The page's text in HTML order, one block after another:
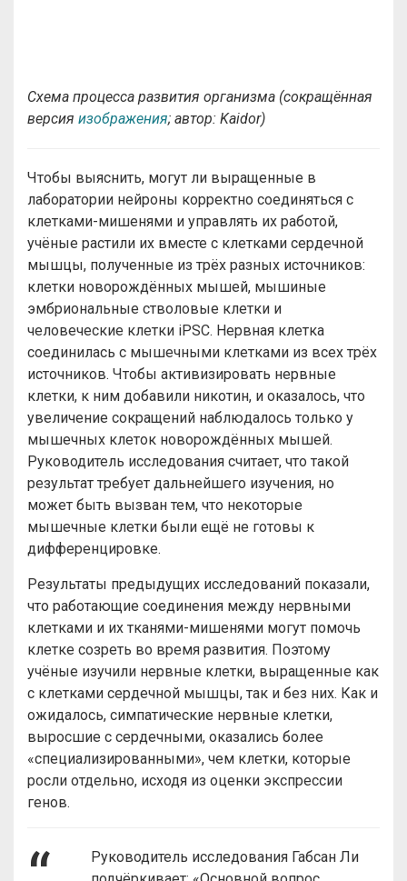
Схема процесса развития организма (сокращённая
версия изображения; автор: Kaidor)
Чтобы выяснить, могут ли выращенные в
лаборатории нейроны корректно соединяться с
клетками-мишенями и управлять их работой,
учёные растили их вместе с клетками сердечной
мышцы, полученные из трёх разных источников:
клетки новорождённых мышей, мышиные
эмбриональные стволовые клетки и
человеческие клетки iPSС. Нервная клетка
соединилась с мышечными клетками из всех трёх
источников. Чтобы активизировать нервные
клетки, к ним добавили никотин, и оказалось, что
увеличение сокращений наблюдалось только у
мышечных клеток новорождённых мышей.
Руководитель исследования считает, что такой
результат требует дальнейшего изучения, но
может быть вызван тем, что некоторые
мышечные клетки были ещё не готовы к
дифференцировке.
Результаты предыдущих исследований показали,
что работающие соединения между нервными
клетками и их тканями-мишенями могут помочь
клетке созреть во время развития. Поэтому
учёные изучили нервные клетки, выращенные как
с клетками сердечной мышцы, так и без них. Как и
ожидалось, симпатические нервные клетки,
выросшие с сердечными, оказались более
«специализированными», чем клетки, которые
росли отдельно, исходя из оценки экспрессии
генов.
Руководитель исследования Габсан Ли